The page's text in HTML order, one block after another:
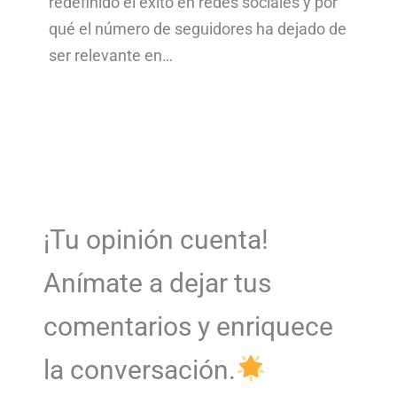
qué el número de seguidores ha dejado de
ser relevante en…
¡Tu opinión cuenta!
Anímate a dejar tus
comentarios y enriquece
la conversación.